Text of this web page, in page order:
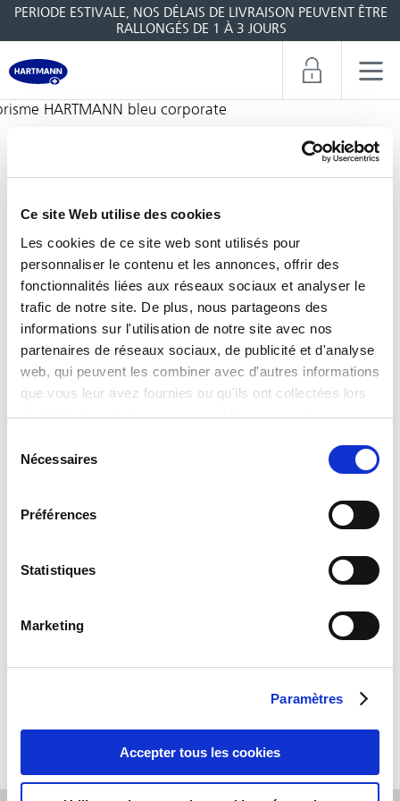
Ce site Web utilise des cookies
Les cookies de ce site web sont utilisés pour
personnaliser le contenu et les annonces, offrir des
fonctionnalités liées aux réseaux sociaux et analyser le
trafic de notre site. De plus, nous partageons des
informations sur l'utilisation de notre site avec nos
partenaires de réseaux sociaux, de publicité et d'analyse
web, qui peuvent les combiner avec d'autres informations
que vous leur avez fournies ou qu'ils ont collectées lors
de l’utilisation de leurs services. Vous consentez aux
De plus amples informations peuvent être trouvées dans
Nécessaires
Préférences
Statistiques
Marketing
Paramètres
Accepter tous les cookies
PERIODE ESTIVALE, NOS DÉLAIS DE LIVRAISON PEUVENT ÊTRE
RALLONGÉS DE 1 À 3 JOURS
Quiz : hygiène et lavage des mains
Répondez au quiz pour tester votre niveau de
connaissance en matière d'hygiène des mains !
Il suffit de cliquer sur le bouton et de faire
glisser la réponse dans la bonne case
Date de mise à jour : 13/12/22 11:37